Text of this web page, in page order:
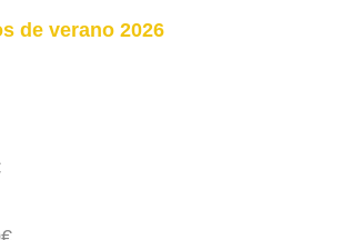
de verano 2026